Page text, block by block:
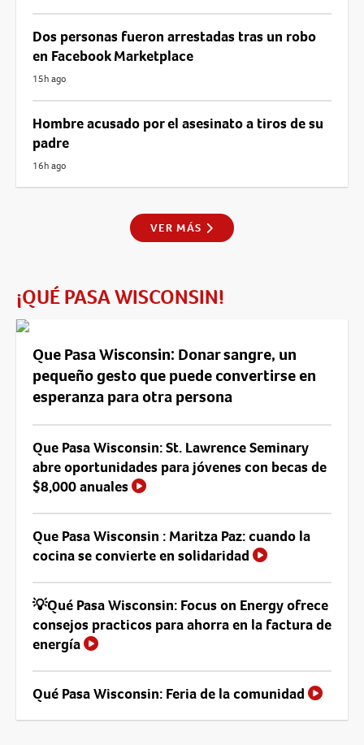
Dos personas fueron arrestadas tras un robo
en Facebook Marketplace
15h ago
Hombre acusado por el asesinato a tiros de su
padre
16h ago
VER MÁS
¡QUÉ PASA WISCONSIN!
Que Pasa Wisconsin: Donar sangre, un
pequeño gesto que puede convertirse en
esperanza para otra persona
Que Pasa Wisconsin: St. Lawrence Seminary
abre oportunidades para jóvenes con becas de
$8,000 anuales
Que Pasa Wisconsin : Maritza Paz: cuando la
cocina se convierte en solidaridad
💡Qué Pasa Wisconsin: Focus on Energy ofrece
consejos practicos para ahorra en la factura de
energía
Qué Pasa Wisconsin: Feria de la comunidad